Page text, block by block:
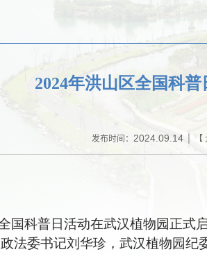
2024年洪山区全国科
发布时间： 2024.09.14| 【
国科普日活动在武汉植物园正式启
法委书记刘华珍 ，武汉植物园纪